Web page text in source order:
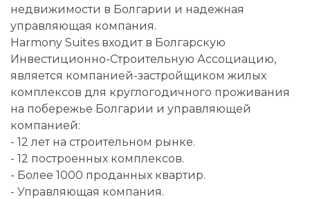
недвижимости в Болгарии и надежная
управляющая компания.
Harmony Suites входит в Болгарскую
Инвестиционно-Строительную Ассоциацию,
является компанией-застройщиком жилых
комплексов для круглогодичного проживания
на побережье Болгарии и управляющей
компанией:
- 12 лет на строительном рынке.
- 12 построенных комплексов.
- Более 1000 проданных квартир.
- Управляющая компания.